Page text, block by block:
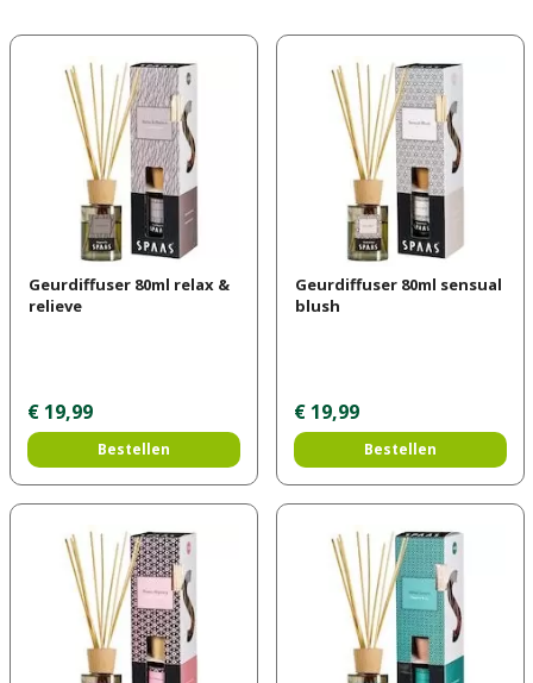
Geurdiffuser 80ml relax &
relieve
€ 19,99
Bestellen
Geurdiffuser 80ml sensual
blush
€ 19,99
Bestellen